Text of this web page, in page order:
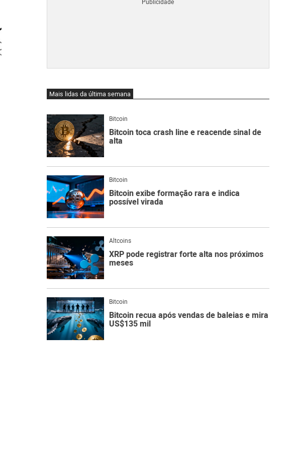
Mais lidas da última semana
Bitcoin
Bitcoin toca crash line e reacende sinal de
alta
Bitcoin
Bitcoin exibe formação rara e indica
possível virada
Altcoins
XRP pode registrar forte alta nos próximos
meses
Bitcoin
Bitcoin recua após vendas de baleias e mira
US$135 mil